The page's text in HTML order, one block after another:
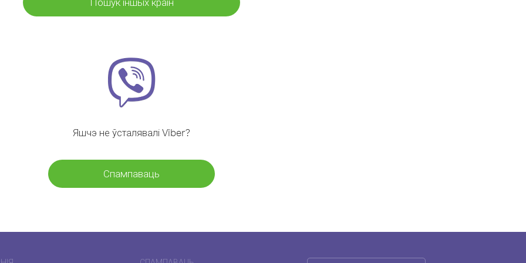
Яшчэ не ўсталявалі Viber?
Спампаваць